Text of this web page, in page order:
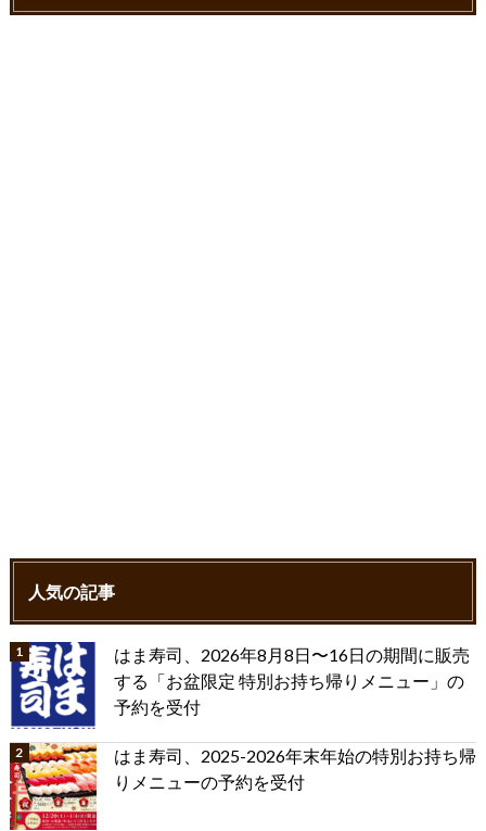
人気の記事
はま寿司、2026年8月8日〜16日の期間に販売
する「お盆限定 特別お持ち帰りメニュー」の
予約を受付
はま寿司、2025-2026年末年始の特別お持ち帰
りメニューの予約を受付